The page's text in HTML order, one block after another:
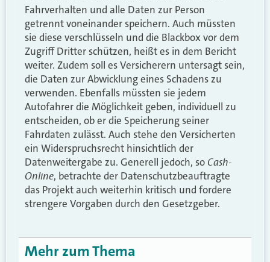
Fahrverhalten und alle Daten zur Person
getrennt voneinander speichern. Auch müssten
sie diese verschlüsseln und die Blackbox vor dem
Zugriff Dritter schützen, heißt es in dem Bericht
weiter. Zudem soll es Versicherern untersagt sein,
die Daten zur Abwicklung eines Schadens zu
verwenden. Ebenfalls müssten sie jedem
Autofahrer die Möglichkeit geben, individuell zu
entscheiden, ob er die Speicherung seiner
Fahrdaten zulässt. Auch stehe den Versicherten
ein Widerspruchsrecht hinsichtlich der
Datenweitergabe zu. Generell jedoch, so Cash-
Online, betrachte der Datenschutzbeauftragte
das Projekt auch weiterhin kritisch und fordere
strengere Vorgaben durch den Gesetzgeber.
Mehr zum Thema